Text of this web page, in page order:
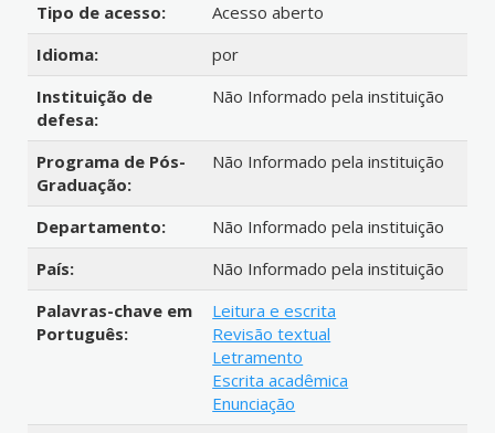
Tipo de acesso:
Acesso aberto
Idioma:
por
Instituição de
defesa:
Não Informado pela instituição
Programa de Pós-
Graduação:
Não Informado pela instituição
Departamento:
Não Informado pela instituição
País:
Não Informado pela instituição
Palavras-chave em
Português:
Leitura e escrita
Revisão textual
Letramento
Escrita acadêmica
Enunciação